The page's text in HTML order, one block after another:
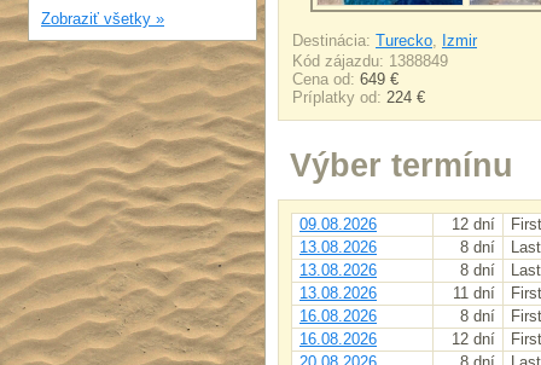
Zobraziť všetky »
Destinácia: Turecko, Izmir
Kód zájazdu: 1388849
Cena od: 649 €
Príplatky od: 224 €
Výber termínu
09.08.2026 12 dní
13.08.2026
8 dní
13.08.2026
8 dní
13.08.2026
11 dní
16.08.2026
8 dní
16.08.2026
12 dní